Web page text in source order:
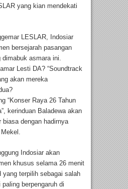
yang kian mendekati
LESLAR, Indosiar
bersejarah pasangan
dimabuk asmara ini.
Lesti DA? “Soundtrack
akan mereka
“Konser Raya 26 Tahun
kerinduan Baladewa akan
biasa dengan hadirnya
Indosiar akan
khusus selama 26 menit
yang terpilih sebagai salah
berpengaruh di